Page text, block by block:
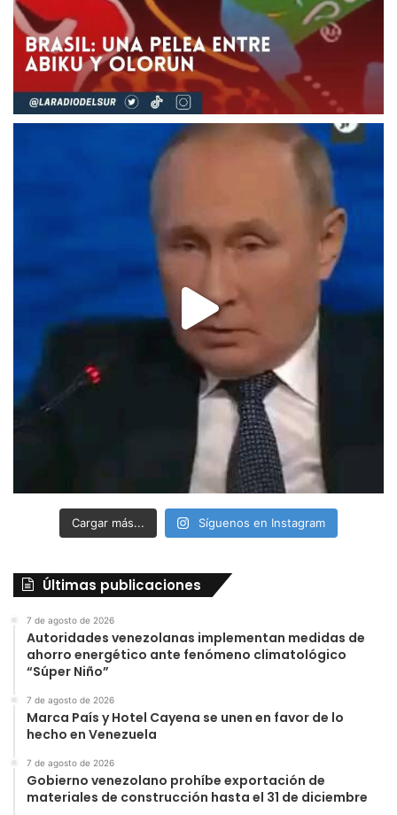
Cargar más... Síguenos en Instagram
Últimas publicaciones
7 de agosto de 2026
Autoridades venezolanas implementan medidas de
ahorro energético ante fenómeno climatológico
“Súper Niño”
7 de agosto de 2026
Marca País y Hotel Cayena se unen en favor de lo
hecho en Venezuela
7 de agosto de 2026
Gobierno venezolano prohíbe exportación de
materiales de construcción hasta el 31 de diciembre